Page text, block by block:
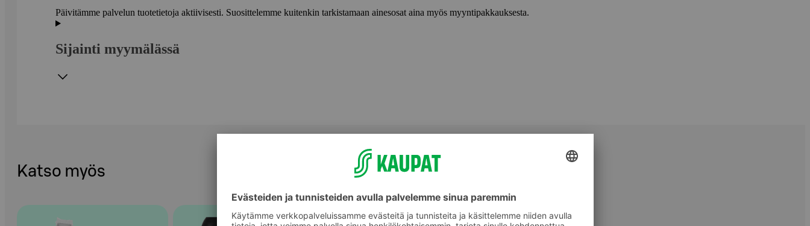
Päivitämme palvelun tuotetietoja aktiivisesti. Suosittelemme kuitenkin tarkistamaan ainesosat aina myös myyntipakkauksesta.
Sijainti myymälässä
Katso myös